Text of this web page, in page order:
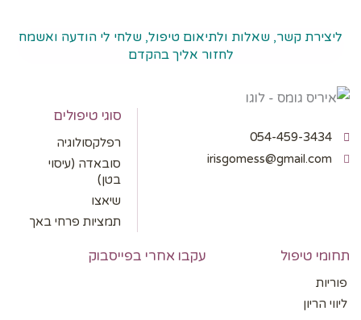
ליצירת קשר, שאלות ולתיאום טיפול, שלחי לי הודעה ואשמח
לחזור אליך בהקדם
054-459-3434
irisgomess@gmail.com
סוגי טיפולים
רפלקסולוגיה
סובאדה (עיסוי
בטן)
שיאצו
תמציות פרחי באך
תחומי טיפול
פוריות
ליווי הריון
עקבו אחרי בפייסבוק